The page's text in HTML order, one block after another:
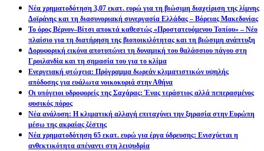
Νέα χρηματοδότηση 3,07 εκατ. ευρώ για τη βιώσιμη διαχείριση της λίμνης
Δοϊράνης και τη διασυνοριακή συνεργασία Ελλάδας – Βόρειας Μακεδονίας
Το όρος Βέρνον–Βίτσι αποκτά καθεστώς «Προστατευόμενου Τοπίου» – Νέο
πλαίσιο για τη διατήρηση της βιοποικιλότητας και τη βιώσιμη ανάπτυξη
Δορυφορική εικόνα αποτυπώνει τη δυναμική του θαλάσσιου πάγου στη
Γροιλανδία και τη σημασία του για το κλίμα
Ενεργειακή φτώχεια: Πρόγραμμα δωρεάν κλιματιστικών υψηλής
απόδοσης για ευάλωτα νοικοκυριά στην Αθήνα
Οι υπόγειοι υδροφορείς της Σαχάρας: Ένας τεράστιος αλλά πεπερασμένος
φυσικός πόρος
Νέα ανάλυση: Η κλιματική αλλαγή επιταχύνει την ξηρασία στην Ευρώπη
μέσω της ακραίας ζέστης
Νέα χρηματοδότηση 65 εκατ. ευρώ για έργα ύδρευσης: Ενισχύεται η
ανθεκτικότητα απέναντι στη λειψυδρία